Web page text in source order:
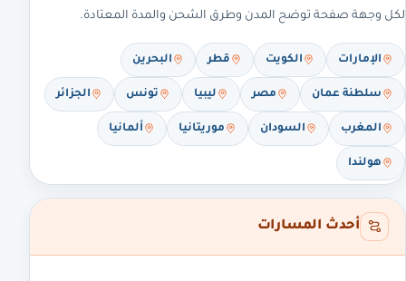
لكل وجهة صفحة توضح المدن وطرق الشحن والمدة المعتادة.
الإمارات الكويت قطر البحرين
سلطنة عمان مصر ليبيا تونس الجزائر
المغرب السودان موريتانيا ألمانيا
هولندا
أحدث المسارات